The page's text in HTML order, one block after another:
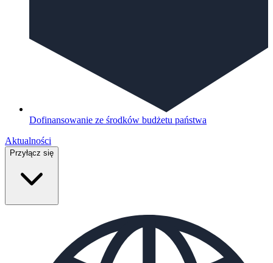
Dofinansowanie ze środków budżetu państwa
Aktualności
Przyłącz się